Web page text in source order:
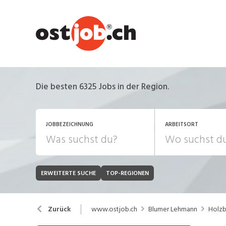
Die besten 6325 Jobs in der Region.
JOBBEZEICHNUNG ARBEITSORT
JOB-TYP
Festanstellung
Bank, Versicherung
Chemie, Pharma, Biotechnologie
ERWEITERTE SUCHE TOP-REGIONEN
Zurück www.ostjob.ch Blumer Lehmann